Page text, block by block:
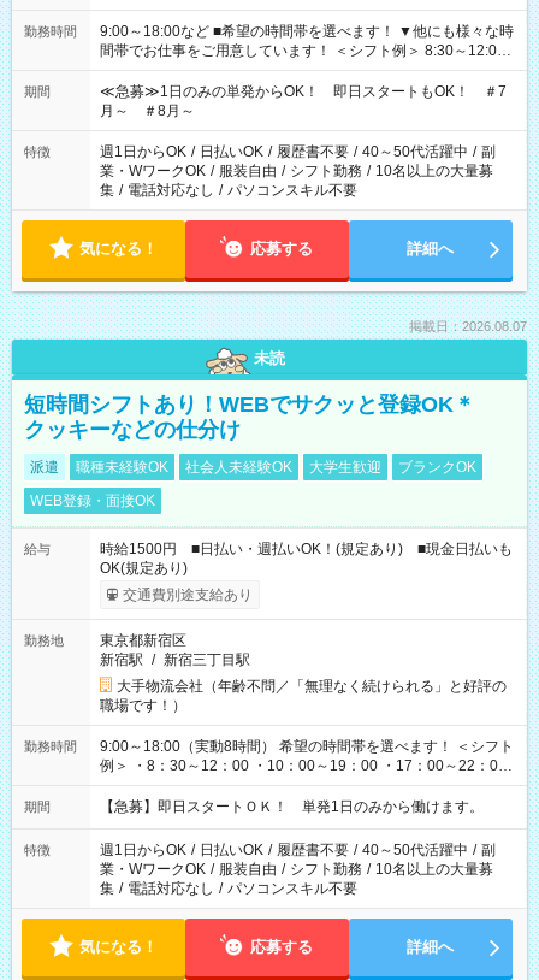
勤務時間
9:00～18:00など ■希望の時間帯を選べます！ ▼他にも様々な時
間帯でお仕事をご用意しています！ ＜シフト例＞ 8:30～12:00
17:00～22:00 13:00～22:00 22:00～翌6:00 など
期間
≪急募≫1日のみの単発からOK！ 即日スタートもOK！ ＃7
月～ ＃8月～
特徴 週1日からOK / 日払いOK / 履歴書不要 / 40～50代活躍中 / 副
業・WワークOK / 服装自由 / シフト勤務 / 10名以上の大量募
集 / 電話対応なし / パソコンスキル不要
気になる！ 応募する 詳細へ
掲載日：2026.08.07
未読
短時間シフトあり！WEBでサクッと登録OK＊
クッキーなどの仕分け
派遣 職種未経験OK 社会人未経験OK 大学生歓迎
ブランクOK
WEB登録・面接OK
給与
時給1500円 ■日払い・週払いOK！(規定あり) ■現金日払いも
OK(規定あり)
交通費別途支給あり
勤務地
東京都新宿区
新宿駅 / 新宿三丁目駅
大手物流会社（年齢不問／「無理なく続けられる」と好評の
職場です！）
勤務時間
9:00～18:00（実動8時間） 希望の時間帯を選べます！ ＜シフト
例＞ ・8：30～12：00 ・10：00～19：00 ・17：00～22：00
・13：00～22：00 ・22：00～翌6：00 など
期間 【急募】即日スタートＯＫ！ 単発1日のみから働けます。
特徴 週1日からOK / 日払いOK / 履歴書不要 / 40～50代活躍中 / 副
業・WワークOK / 服装自由 / シフト勤務 / 10名以上の大量募
集 / 電話対応なし / パソコンスキル不要
気になる！ 応募する 詳細へ